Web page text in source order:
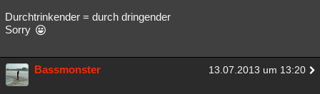
Spiritualität Verschwörungen Technologie
weitere Rubriken
Philosophie
Durchtrinkender = durch dringender
Sorry
Bassmonster 13.07.2013 um 13:20